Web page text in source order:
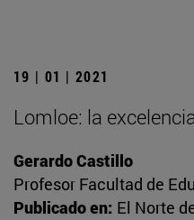
19 | 01 | 2021
Lomloe: la
Gerardo Castillo
Profesor Facultad de
Publicado en: El Norte